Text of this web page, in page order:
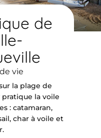
de
vie
la plage de
pratique la voile
: catamaran,
char à voile et